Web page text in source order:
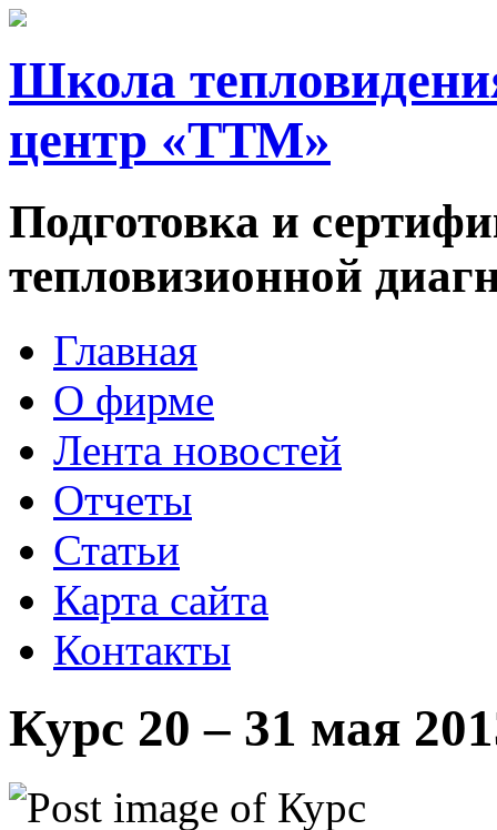
Школа
центр «ТТМ»
Подготовка и
тепловизионной
Главная
О фирме
Лента новостей
Отчеты
Статьи
Карта сайта
Контакты
Курс 20 – 31 мая